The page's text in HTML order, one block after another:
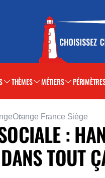
THÈMES MÉTIERS
Orange France Siège
:
TOUT